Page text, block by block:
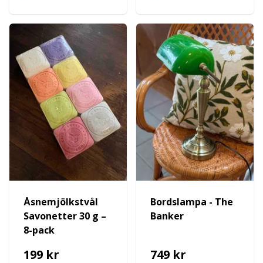
Åsnemjölkstvål
Savonetter 30 g –
8-pack
199 kr
Bordslampa - The
Banker
749 kr